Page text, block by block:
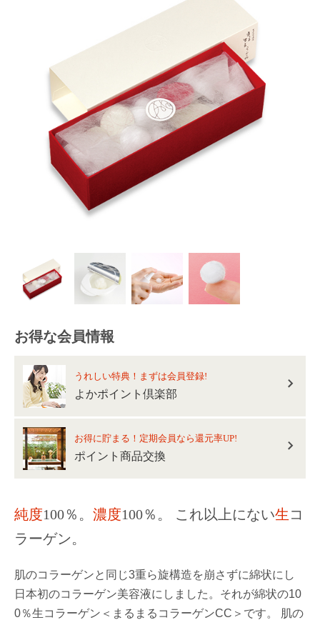
お得な会員情報
うれしい特典！まずは会員登録!
よかポイント倶楽部
お得に貯まる！定期会員なら還元率UP!
ポイント商品交換
純度100％。 濃度100％。 これ以上にない生 コ
ラーゲン。
肌のコラーゲンと同じ3重ら旋構造を崩さずに綿状にし
日本初のコラーゲン美容液にしました。それが綿状の10
0％生コラーゲン＜まるまるコラーゲンCC＞です。 肌の